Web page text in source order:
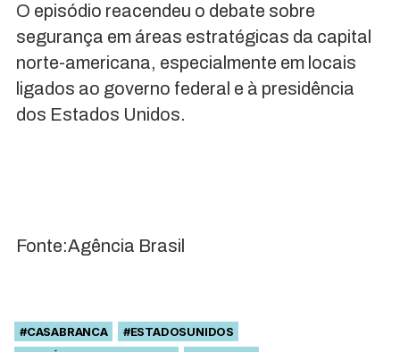
O episódio reacendeu o debate sobre
segurança em áreas estratégicas da capital
norte-americana, especialmente em locais
ligados ao governo federal e à presidência
dos Estados Unidos.
Fonte:Agência Brasil
#CASABRANCA
#ESTADOSUNIDOS